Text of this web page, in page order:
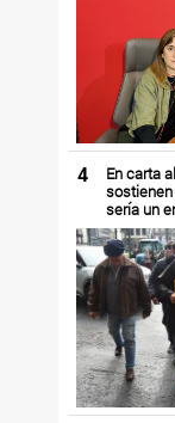
4
En carta
sostienen
sería un